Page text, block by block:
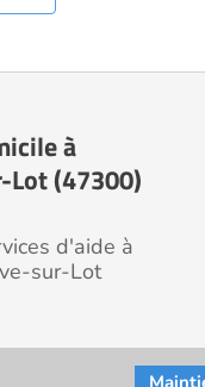
à
(47300)
d'aide à
sur-Lot